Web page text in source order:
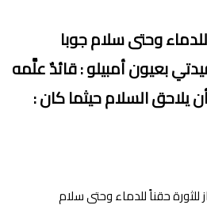
للدماء وحتى سلام جوبا
بعيون أمبيلو : قائدٌ علَّمه
يلاحق السلام حيثما كان :